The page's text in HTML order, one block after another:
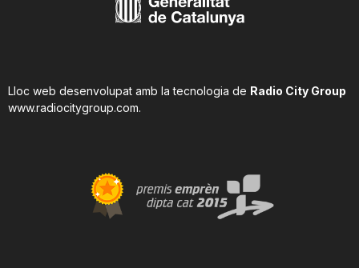
Lloc web desenvolupat amb la tecnologia de Radio City Group
www.radiocitygroup.com.